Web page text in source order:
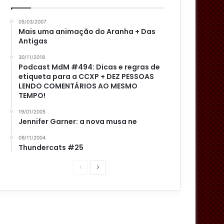
05/03/2007
Mais uma animação do Aranha + Das
Antigas
30/11/2018
Podcast MdM #494: Dicas e regras de
etiqueta para a CCXP + DEZ PESSOAS
LENDO COMENTÁRIOS AO MESMO
TEMPO!
19/01/2005
Jennifer Garner: a nova musa ne
09/11/2004
Thundercats #25